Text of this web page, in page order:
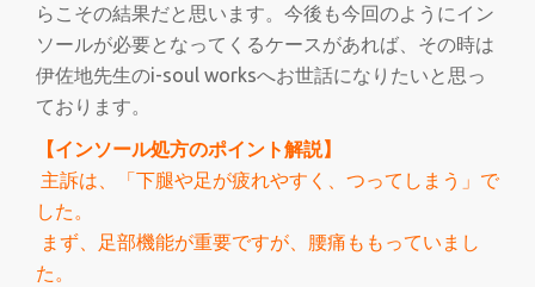
らこその結果だと思います。今後も今回のようにイン
ソールが必要となってくるケースがあれば、その時は
伊佐地先生のi-soul worksへお世話になりたいと思っ
ております。
【インソール処方のポイント解説】
主訴は、「下腿や足が疲れやすく、つってしまう」で
した。
まず、足部機能が重要ですが、腰痛ももっていまし
た。